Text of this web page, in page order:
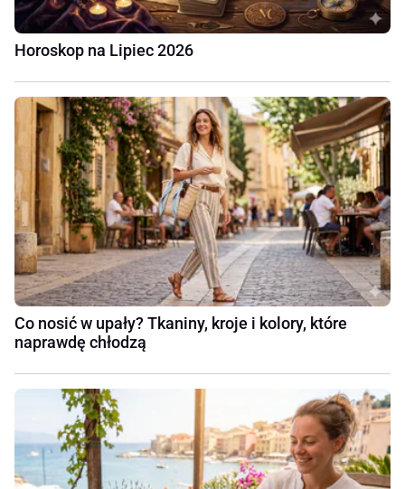
Horoskop na Lipiec 2026
Co nosić w upały? Tkaniny, kroje i kolory, które
naprawdę chłodzą